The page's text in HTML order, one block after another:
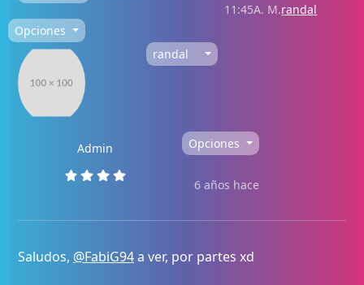
11:45A. M.randal
Opciones
randal
Admin Opciones
6 años hace
Saludos, @FabiG94a ver, por partes xd